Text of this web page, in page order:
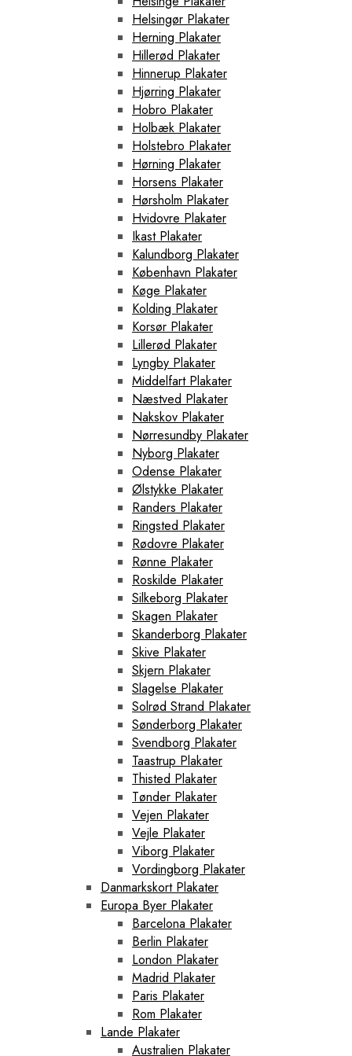
Helsingør Plakater
Herning Plakater
Hillerød Plakater
Hinnerup Plakater
Hjørring Plakater
Hobro Plakater
Holbæk Plakater
Holstebro Plakater
Hørning Plakater
Horsens Plakater
Hørsholm Plakater
Hvidovre Plakater
Ikast Plakater
Kalundborg Plakater
København Plakater
Køge Plakater
Kolding Plakater
Korsør Plakater
Lillerød Plakater
Lyngby Plakater
Middelfart Plakater
Næstved Plakater
Nakskov Plakater
Nørresundby Plakater
Nyborg Plakater
Odense Plakater
Ølstykke Plakater
Randers Plakater
Ringsted Plakater
Rødovre Plakater
Rønne Plakater
Roskilde Plakater
Silkeborg Plakater
Skagen Plakater
Skanderborg Plakater
Skive Plakater
Skjern Plakater
Slagelse Plakater
Solrød Strand Plakater
Sønderborg Plakater
Svendborg Plakater
Taastrup Plakater
Thisted Plakater
Tønder Plakater
Vejen Plakater
Vejle Plakater
Viborg Plakater
Vordingborg Plakater
Danmarkskort Plakater
Europa Byer Plakater
Barcelona Plakater
Berlin Plakater
London Plakater
Madrid Plakater
Paris Plakater
Rom Plakater
Lande Plakater
Australien Plakater